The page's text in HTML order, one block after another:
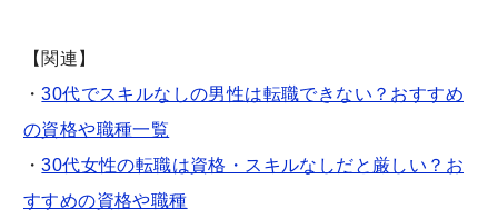
【関連】
・30代でスキルなしの男性は転職できない？おすすめ
の資格や職種一覧
・30代女性の転職は資格・スキルなしだと厳しい？お
すすめの資格や職種